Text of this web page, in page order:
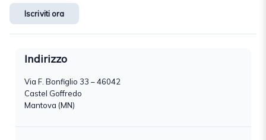
Iscriviti ora
Indirizzo
Via F. Bonfiglio 33 – 46042
Castel Goffredo
Mantova (MN)